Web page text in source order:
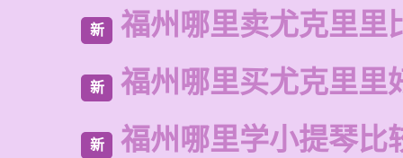
新 福州哪里卖尤克里里
新 福州哪里买尤克里里
新 福州哪里学小提琴比